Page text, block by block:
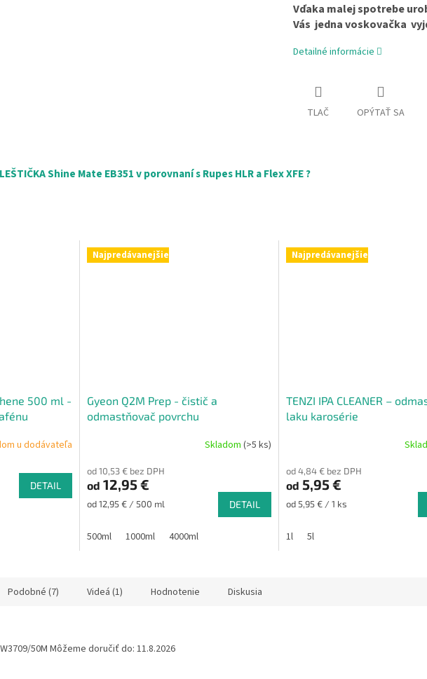
Vďaka malej spotrebe
Vás jedna voskovačka
Detailné informácie
TLAČ OPÝTAŤ SA
Shine Mate EB351 v porovnaní s Rupes HLR a Flex XFE ?
500 ml -
u dodávateľa
DETAIL
Najpredávanejšie
Gyeon Q2M Prep - čistič a
odmastňovač povrchu
produktu
je
5,0
hviezdičiek.
Skladom(>5 ks)
od 10,53 € bez DPH
od 12,95 €
Jednotková
od 12,95 € / 500 ml DETAIL
500ml 1000ml 4000ml
Najpredávanejšie
TENZI IPA CLEANER –
laku karosérie
od 4,84 € bez DPH
od 5,95 €
Jednotková
od 5,95 € / 1 ks
1l 5l
Podobné (7) Videá (1) Hodnotenie Diskusia
50M Môžeme doručiť do: 11.8.2026